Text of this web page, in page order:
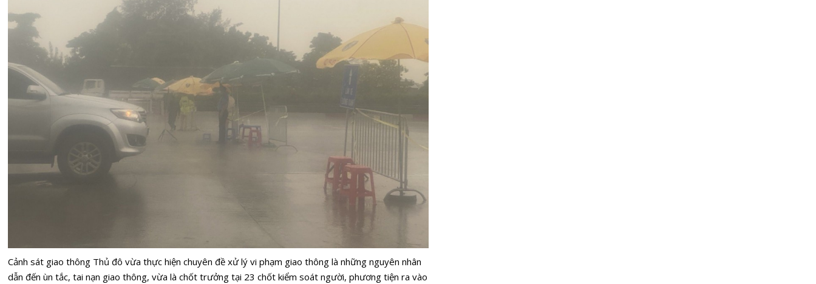
Cảnh sát giao thông Thủ đô vừa thực hiện chuyên đề xử lý vi phạm giao thông là những nguyên nhân
dẫn đến ùn tắc, tai nạn giao thông, vừa là chốt trưởng tại 23 chốt kiểm soát người, phương tiện ra vào